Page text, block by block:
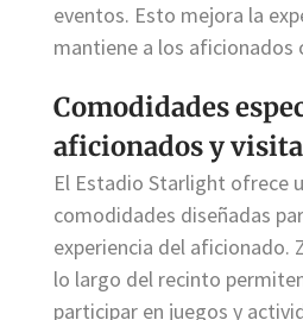
eventos. Esto mejora la
mantiene a los aficionados
Comodidades
aficionados y
El Estadio Starlight ofrece
comodidades diseñadas
experiencia del aficionado.
lo largo del recinto
participar en juegos y